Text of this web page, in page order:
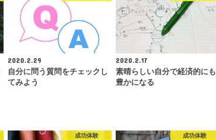
2020.2.29
自分に問う質問をチェックし
てみよう
2020.2.17
素晴らしい自分で経済的にも
豊かになる
成功体験 成功体験